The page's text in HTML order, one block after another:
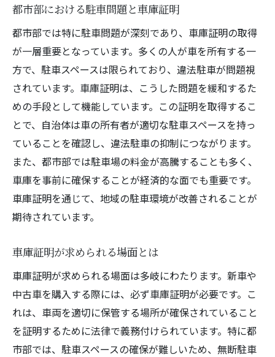
車庫証明取得を迅速に進めるための具体的ステ
ップ
効率的な申請スケジュールの組み方
必要書類を事前にチェックリストで管理
申請窓口での手続きポイント
警察署訪問時の注意事項
申請から証明書発行までの流れ
トラブルを未然に防ぐための注意点
車庫証明を申請する際の注意点とよくある落と
し穴
申請時に避けたい典型的ミス
地図の不備を防ぐためのポイント
証明書発行までの期間を短縮する方法
トラブル発生時の相談先と対策法
車庫証明と駐車場の関係契約書のポイントを押
都市部における駐車問題と車庫証明
都市部では特に駐車問題が深刻であり、車庫証明の取得
が一層重要となっています。多くの人が車を所有する一
方で、駐車スペースは限られており、違法駐車が問題視
されています。車庫証明は、こうした問題を緩和するた
めの手段として機能しています。この証明を取得するこ
とで、自治体は車の所有者が適切な駐車スペースを持っ
ていることを確認し、違法駐車の抑制につながります。
また、都市部では駐車場の料金が高騰することも多く、
車庫を事前に確保することが経済的な面でも重要です。
車庫証明を通じて、地域の駐車環境が改善されることが
期待されています。
車庫証明が求められる場面とは
車庫証明が求められる場面は多岐にわたります。新車や
中古車を購入する際には、必ず車庫証明が必要です。こ
れは、車両を適切に保管する場所が確保されていること
を証明するために法律で義務付けられています。特に都
市部では、駐車スペースの確保が難しいため、無断駐車